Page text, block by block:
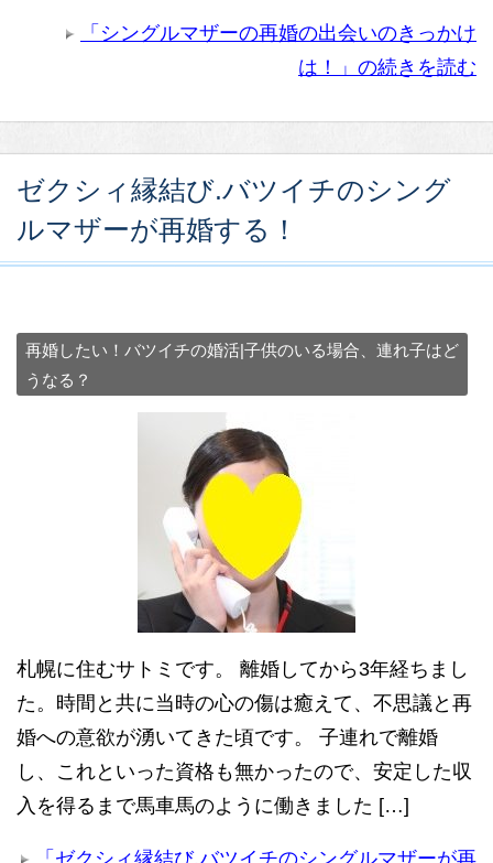
「シングルマザーの再婚の出会いのきっかけ
は！」の続きを読む
ゼクシィ縁結び.バツイチのシング
ルマザーが再婚する！
再婚したい！バツイチの婚活|子供のいる場合、連れ子はど
うなる？
札幌に住むサトミです。 離婚してから3年経ちまし
た。時間と共に当時の心の傷は癒えて、不思議と再
婚への意欲が湧いてきた頃です。 子連れで離婚
し、これといった資格も無かったので、安定した収
入を得るまで馬車馬のように働きました […]